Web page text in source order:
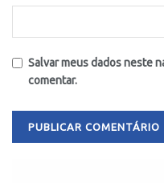
Salvar meus dados neste
comentar.